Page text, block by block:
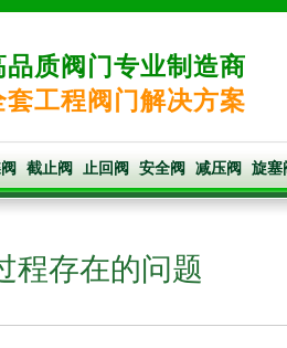
品质阀门专业制造商
套工程阀门解决方案
截止阀 止回阀 安全阀 减压阀 旋塞
程存在的问题